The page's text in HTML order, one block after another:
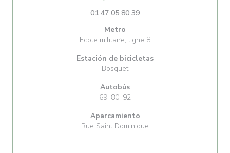
01 47 05 80 39
Metro
Ecole militaire, ligne 8
Estación de bicicletas
Bosquet
Autobús
69, 80, 92
Aparcamiento
Rue Saint Dominique